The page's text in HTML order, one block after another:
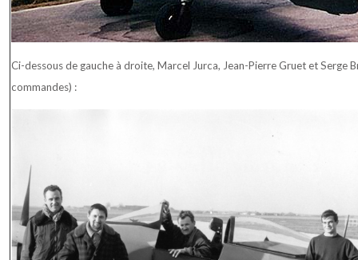
Ci-dessous de gauche à droite, Marcel Jurca, Jean-Pierre Gruet et Serge
commandes) :